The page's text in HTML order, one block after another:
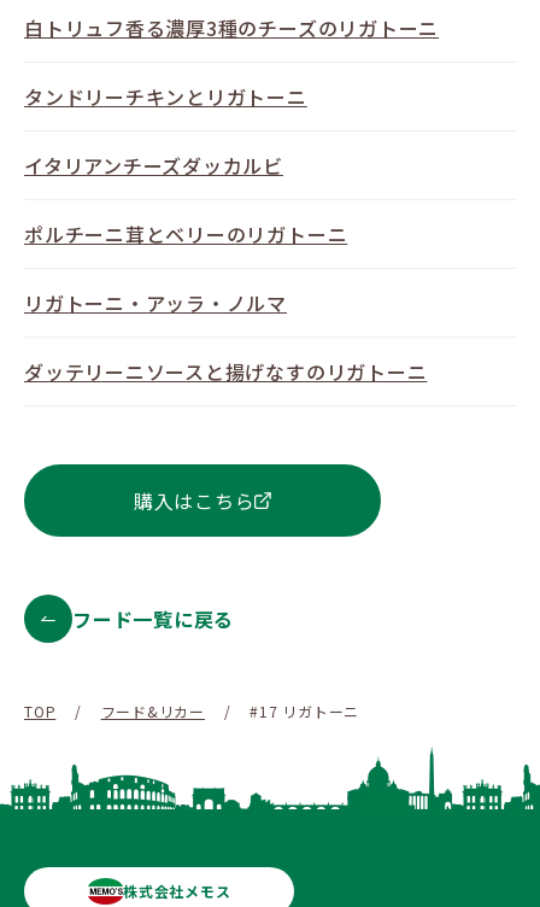
白トリュフ香る濃厚3種のチーズのリガトーニ
タンドリーチキンとリガトーニ
イタリアンチーズダッカルビ
ポルチーニ茸とベリーのリガトーニ
リガトーニ・アッラ・ノルマ
ダッテリーニソースと揚げなすのリガトーニ
購入はこちら
フード一覧に戻る
TOP / フード&リカー / #17 リガトーニ
株式会社メモス